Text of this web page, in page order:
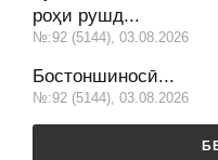
роҳи рушд...
№:92 (5144), 03.08.2026
Бостоншиносӣ...
№:92 (5144), 03.08.2026